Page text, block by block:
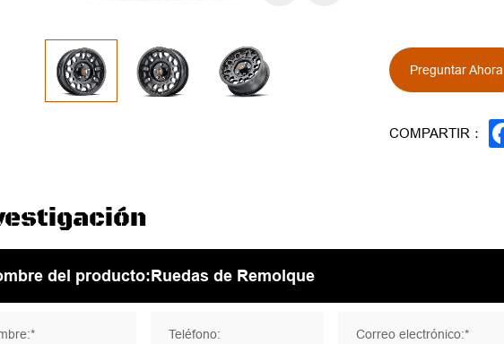
Preguntar Ahora
COMPARTIR：
Teléfono: Correo electrónico:*